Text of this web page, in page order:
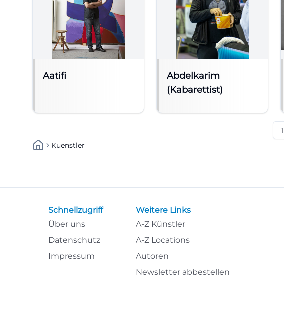
Aatifi
Abdelkarim
(Kabarettist)
1
Kuenstler
Schnellzugriff
Über uns
Datenschutz
Impressum
Weitere Links
A-Z Künstler
A-Z Locations
Autoren
Newsletter abbestellen